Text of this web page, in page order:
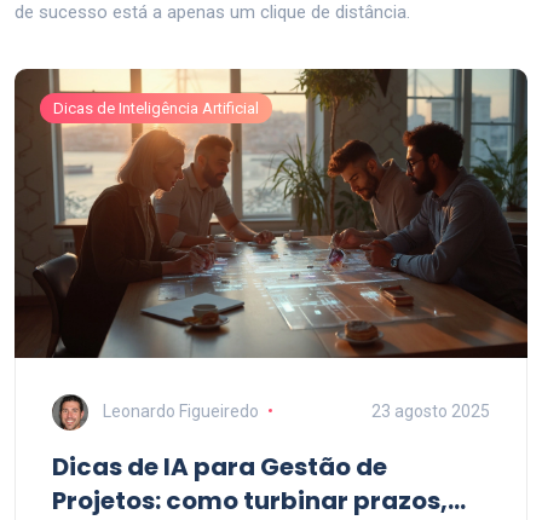
de sucesso está a apenas um clique de distância.
Dicas de Inteligência Artificial
Leonardo Figueiredo 23 agosto 2025
Dicas de IA para Gestão de
Projetos: como turbinar prazos,